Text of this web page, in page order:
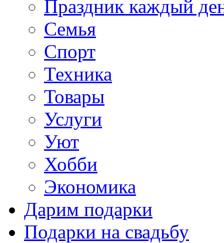
Праздник каждый
Семья
Спорт
Техника
Товары
Услуги
Уют
Хобби
Экономика
Дарим подарки
Подарки на свадьбу